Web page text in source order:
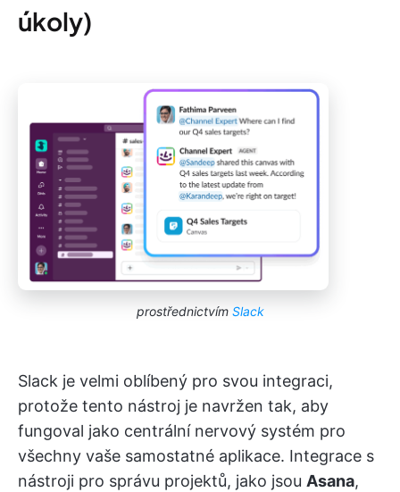
úkoly)
prostřednictvím Slack
Slack je velmi oblíbený pro svou integraci,
protože tento nástroj je navržen tak, aby
fungoval jako centrální nervový systém pro
všechny vaše samostatné aplikace. Integrace s
nástroji pro správu projektů, jako jsou Asana,